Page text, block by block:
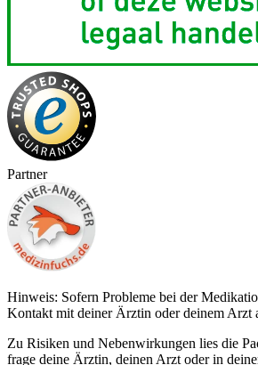
Partner
Hinweis: Sofern Probleme bei der
Kontakt mit deiner Ärztin oder deinem Arzt
Zu Risiken und Nebenwirkungen lies die
frage deine Ärztin, deinen Arzt oder in